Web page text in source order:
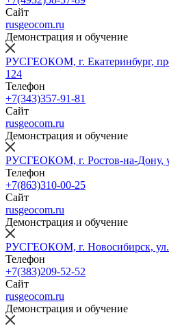
Сайт
rusgeocom.ru
Демонстрация и обучение
РУСГЕОКОМ, г. Екатеринбург,
124
Телефон
+7(343)357-91-81
Сайт
rusgeocom.ru
Демонстрация и обучение
РУСГЕОКОМ, г. Ростов-на-Дону,
Телефон
+7(863)310-00-25
Сайт
rusgeocom.ru
Демонстрация и обучение
РУСГЕОКОМ, г. Новосибирск, ул.
Телефон
+7(383)209-52-52
Сайт
rusgeocom.ru
Демонстрация и обучение